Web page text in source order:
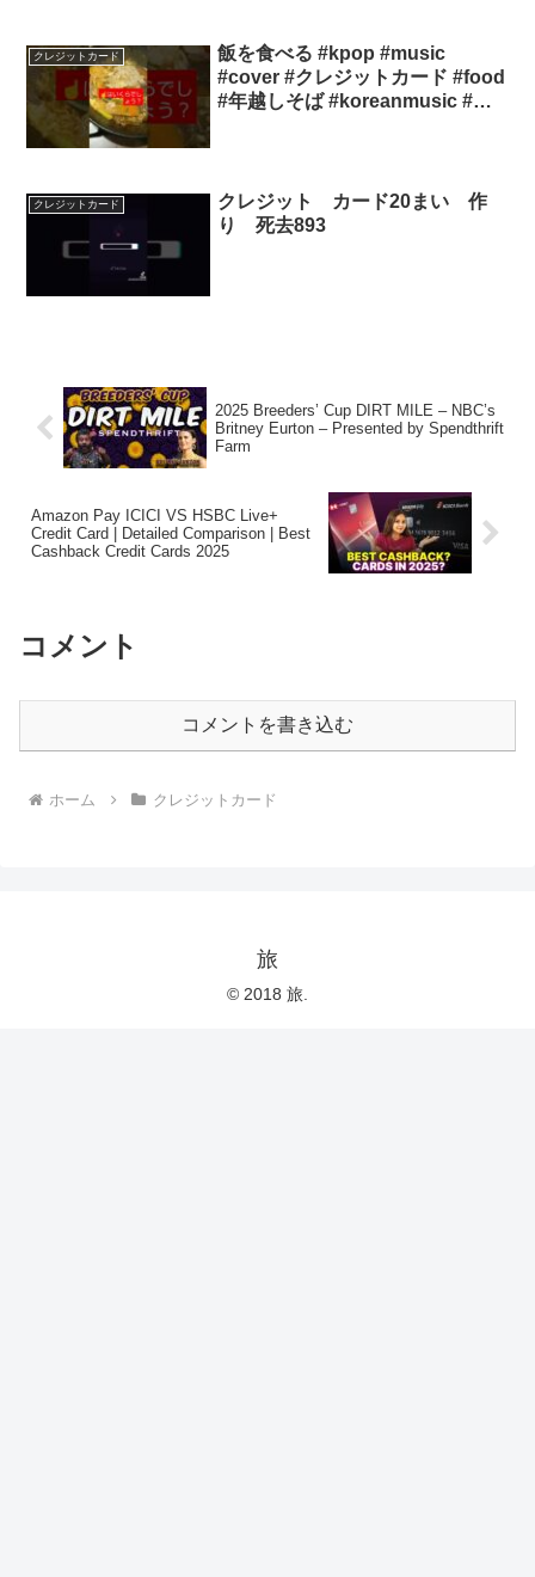
が気楽に楽しくわかりやすく身近...
クレジットカード
飯を食べる #kpop #music
#cover #クレジットカード #food
#年越しそば #koreanmusic #お
クレジットカード
クレジット カード20まい 作
り 死去893
2025 Breeders’ Cup DIRT MILE – NBC’s
Britney Eurton – Presented by Spendthrift
Farm
Amazon Pay ICICI VS HSBC Live+
Credit Card | Detailed Comparison | Best
Cashback Credit Cards 2025
コメント
コメントを書き込む
ホーム クレジットカード
旅
© 2018 旅.